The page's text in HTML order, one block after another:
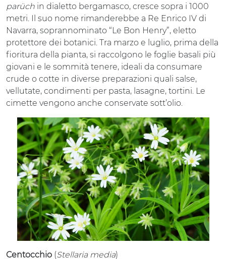
parüch in dialetto bergamasco, cresce sopra i 1000
metri. Il suo nome rimanderebbe a Re Enrico IV di
Navarra, soprannominato “Le Bon Henry”, eletto
protettore dei botanici. Tra marzo e luglio, prima della
fioritura della pianta, si raccolgono le foglie basali più
giovani e le sommità tenere, ideali da consumare
crude o cotte in diverse preparazioni quali salse,
vellutate, condimenti per pasta, lasagne, tortini. Le
cimette vengono anche conservate sott’olio.
Centocchio (Stellaria media)